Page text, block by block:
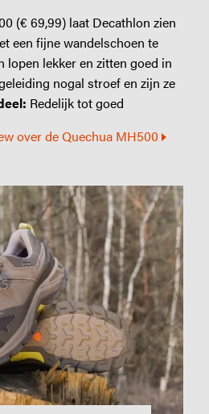
(€ 69,99) laat Decathlon zien
een fijne wandelschoen te
lopen lekker en zitten goed in
nogal stroef en zijn ze
Redelijk tot goed
over de Quechua MH500